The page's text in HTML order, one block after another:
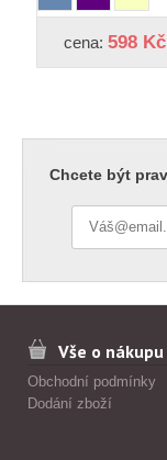
cena: 598 Kč
Chcete být
Vše o nákupu
Obchodní podmínky
Dodání zboží